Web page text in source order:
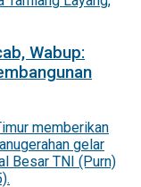
Wabup: